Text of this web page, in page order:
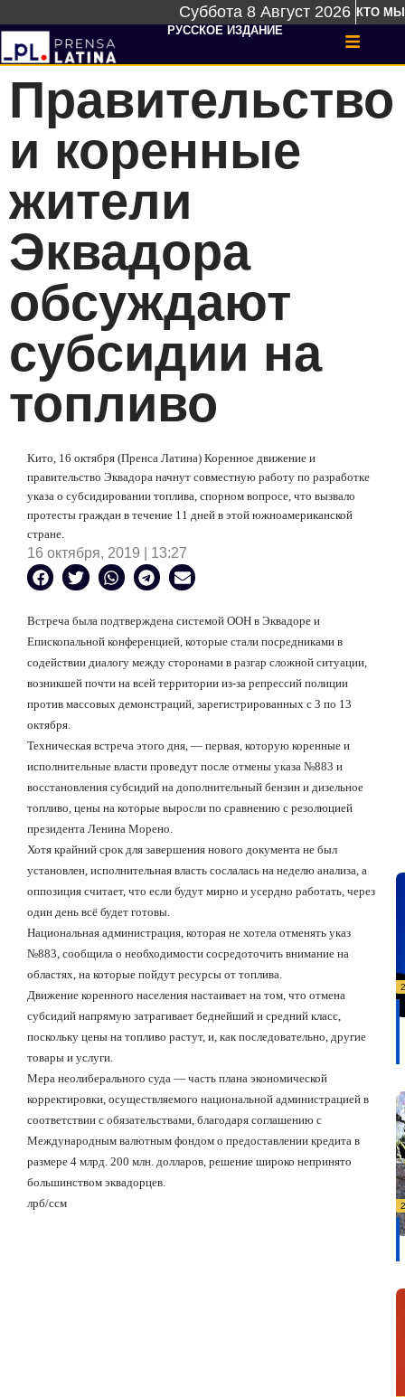
Суббота 8 Август 2026 КТО МЫ
РУССКОЕ ИЗДАНИЕ
Правительство
и коренные
жители
Эквадора
обсуждают
субсидии на
топливо
Кито, 16 октября (Пренса Латина) Коренное движение и
правительство Эквадора начнут совместную работу по разработке
указа о субсидировании топлива, спорном вопросе, что вызвало
протесты граждан в течение 11 дней в этой южноамериканской
стране.
16 октября, 2019 | 13:27
Встреча была подтверждена системой ООН в Эквадоре и
Епископальной конференцией, которые стали посредниками в
содействии диалогу между сторонами в разгар сложной ситуации,
возникшей почти на всей территории из-за репрессий полиции
против массовых демонстраций, зарегистрированных с 3 по 13
октября.
Техническая встреча этого дня, — первая, которую коренные и
исполнительные власти проведут после отмены указа №883 и
восстановления субсидий на дополнительный бензин и дизельное
топливо, цены на которые выросли по сравнению с резолюцией
президента Ленина Морено.
Хотя крайний срок для завершения нового документа не был
установлен, исполнительная власть сослалась на неделю анализа, а
оппозиция считает, что если будут мирно и усердно работать, через
один день всё будет готовы.
Национальная администрация, которая не хотела отменять указ
№883, сообщила о необходимости сосредоточить внимание на
областях, на которые пойдут ресурсы от топлива.
Движение коренного населения настаивает на том, что отмена
субсидий напрямую затрагивает беднейший и средний класс,
поскольку цены на топливо растут, и, как последовательно, другие
товары и услуги.
Мера неолиберального суда — часть плана экономической
корректировки, осуществляемого национальной администрацией в
соответствии с обязательствами, благодаря соглашению с
Международным валютным фондом о предоставлении кредита в
размере 4 млрд. 200 млн. долларов, решение широко непринято
большинством эквадорцев.
лрб/ссм